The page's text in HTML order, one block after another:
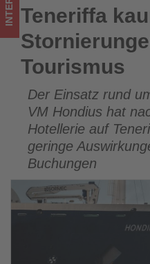
was
im
Tourismus
los
ist!
Teneriffa
Tourismus
Der Einsatz rund
VM Hondius hat
Hotellerie auf
geringe
Buchungen